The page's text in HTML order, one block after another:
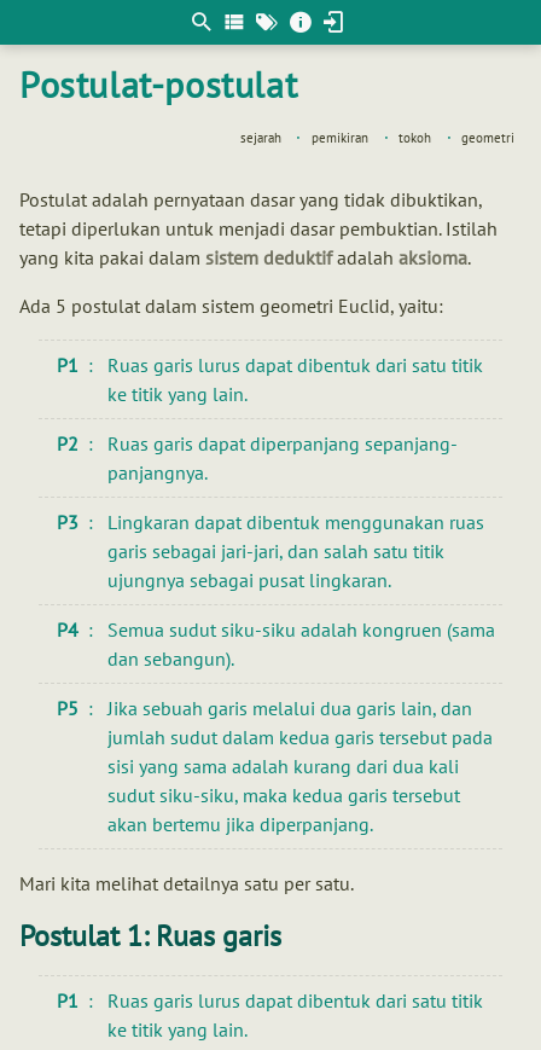
Postulat-postulat
sejarah pemikiran tokoh geometri
Postulat adalah pernyataan dasar yang tidak dibuktikan,
tetapi diperlukan untuk menjadi dasar pembuktian. Istilah
yang kita pakai dalam sistem deduktifadalah aksioma.
Ada 5 postulat dalam sistem geometri Euclid, yaitu:
P1
Ruas garis lurus dapat dibentuk dari satu titik
ke titik yang lain.
P2
Ruas garis dapat diperpanjang sepanjang-
panjangnya.
P3
Lingkaran dapat dibentuk menggunakan ruas
garis sebagai jari-jari, dan salah satu titik
ujungnya sebagai pusat lingkaran.
P4
Semua sudut siku-siku adalah kongruen (sama
dan sebangun).
P5
Jika sebuah garis melalui dua garis lain, dan
jumlah sudut dalam kedua garis tersebut pada
sisi yang sama adalah kurang dari dua kali
sudut siku-siku, maka kedua garis tersebut
akan bertemu jika diperpanjang.
Mari kita melihat detailnya satu per satu.
Postulat 1: Ruas garis
P1
Ruas garis lurus dapat dibentuk dari satu titik
ke titik yang lain.
matematis